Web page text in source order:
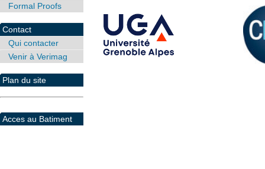
Formal Proofs
Contact
Qui contacter
Venir à Verimag
Plan du site
Acces au Batiment